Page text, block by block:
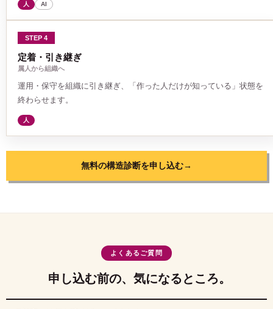
人 AI
STEP 4
定着・引き継ぎ
属人から組織へ
運用・保守を組織に引き継ぎ、「作った人だけが知っている」状態を
終わらせます。
人
無料の構造診断を申し込む→
よくあるご質問
申し込む前の、 気になるところ。